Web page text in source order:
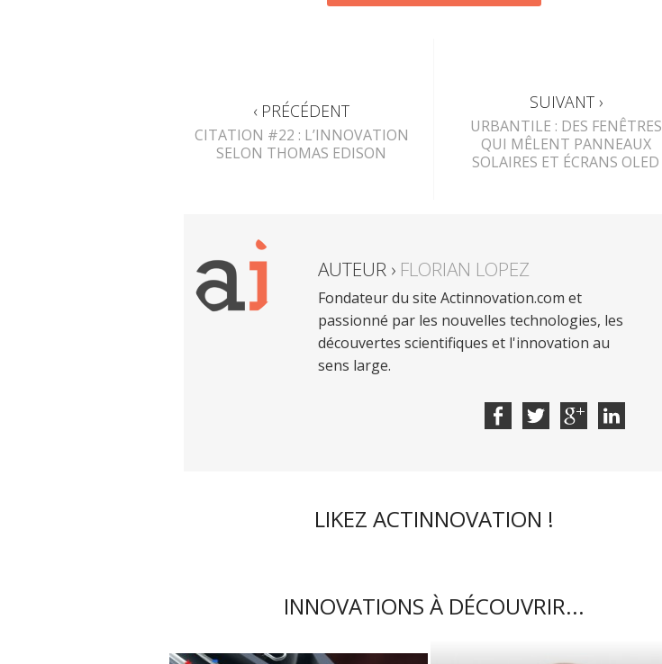
‹ PRÉCÉDENT
CITATION #22 : L’INNOVATION
SELON THOMAS EDISON
SUIVANT ›
URBANTILE : DES FENÊTRES
QUI MÊLENT PANNEAUX
SOLAIRES ET ÉCRANS OLED
AUTEUR › FLORIAN LOPEZ
Fondateur du site Actinnovation.com et
passionné par les nouvelles technologies, les
découvertes scientifiques et l'innovation au
sens large.
LIKEZ ACTINNOVATION !
INNOVATIONS À DÉCOUVRIR...